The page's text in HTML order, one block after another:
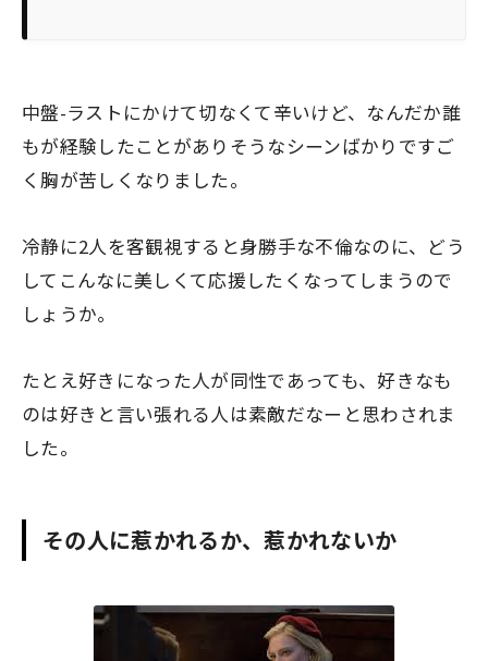
中盤-ラストにかけて切なくて辛いけど、なんだか誰
もが経験したことがありそうなシーンばかりですご
く胸が苦しくなりました。
冷静に2人を客観視すると身勝手な不倫なのに、どう
してこんなに美しくて応援したくなってしまうので
しょうか。
たとえ好きになった人が同性であっても、好きなも
のは好きと言い張れる人は素敵だなーと思わされま
した。
その人に惹かれるか、惹かれないか